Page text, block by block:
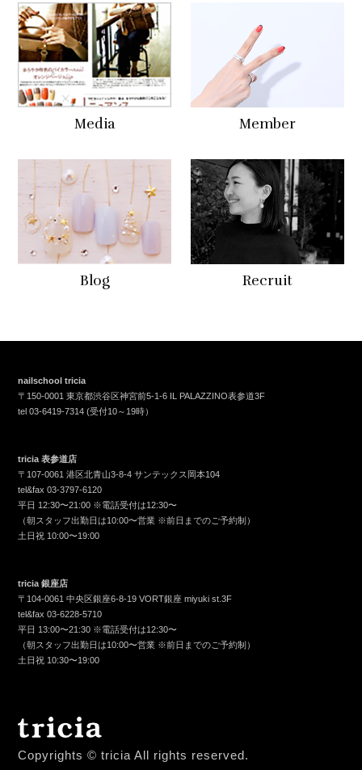
Media Member
Blog Recruit
nailschool tricia
〒150-0001 東京都渋谷区神宮前5-1-6 IL PALAZZINO表参道3F
tel03-6419-7314 (受付10～19時）
tricia 表参道店
〒107-0061 港区北青山3-8-4 サンテックス岡本104
tel&fax03-3797-6120
平日 12:30〜21:00 ※電話受付は12:30〜
（朝スタッフ出勤日は10:00〜営業 ※前日までのご予約制）
土日祝 10:00〜19:00
tricia 銀座店
〒104-0061 中央区銀座6-8-19 VORT銀座 miyuki st.3F
tel&fax03-6228-5710
平日 13:00〜21:30 ※電話受付は12:30〜
（朝スタッフ出勤日は10:00〜営業 ※前日までのご予約制）
土日祝 10:30〜19:00
Copyrights © tricia All rights reserved.